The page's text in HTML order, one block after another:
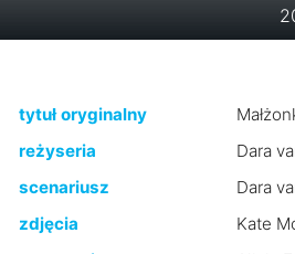
tytuł oryginalny
reżyseria
Dara
scenariusz
Dara
zdjęcia
Kate